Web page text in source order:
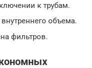
к трубам.
объема.
фильтров.